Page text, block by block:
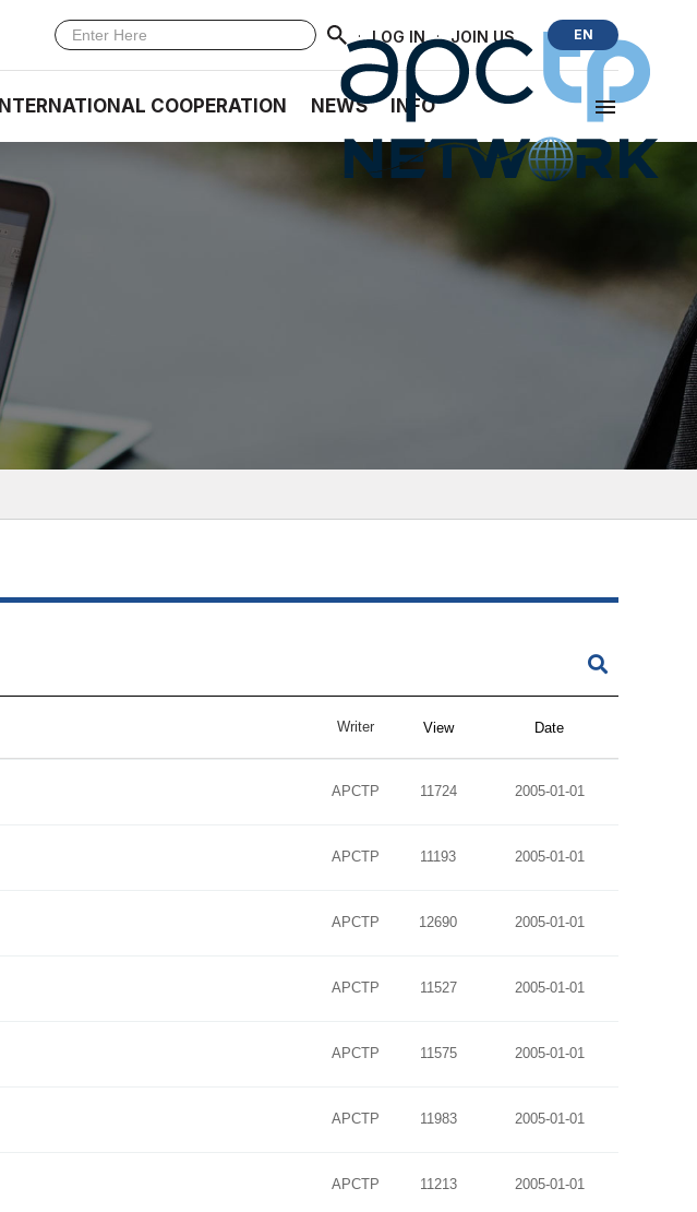
· LOG IN · JOIN US EN
INTERNATIONAL COOPERATION NEWS INFO
Writer View Date
APCTP 11724 2005-01-01
APCTP 11193 2005-01-01
APCTP 12690 2005-01-01
APCTP 11527 2005-01-01
APCTP 11575 2005-01-01
APCTP 11983 2005-01-01
APCTP 11213 2005-01-01